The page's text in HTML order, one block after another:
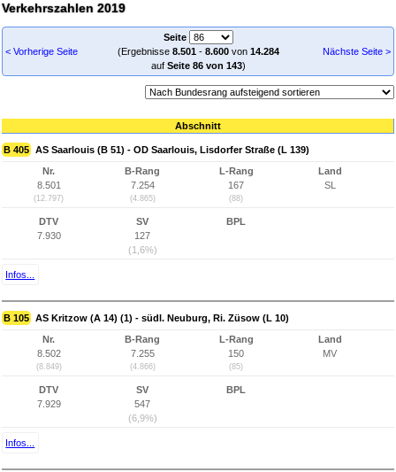
Verkehrszahlen 2019
< Vorherige Seite
Seite
(Ergebnisse 8.501- 8.600von 14.284
auf Seite 86 von 143)
Nächste Seite >
Abschnitt
B 405 AS Saarlouis (B 51) - OD Saarlouis, Lisdorfer Straße (L 139)
Nr.
8.501
(12.797)
B-Rang
7.254
(4.865)
L-Rang
167
(88)
Land
SL
DTV
7.930
SV
127
(1,6%)
BPL
Infos...
B 105 AS Kritzow (A 14) (1) - südl. Neuburg, Ri. Züsow (L 10)
Nr.
8.502
(8.849)
B-Rang
7.255
(4.866)
L-Rang
150
(85)
Land
MV
DTV
7.929
SV
547
(6,9%)
BPL
Infos...